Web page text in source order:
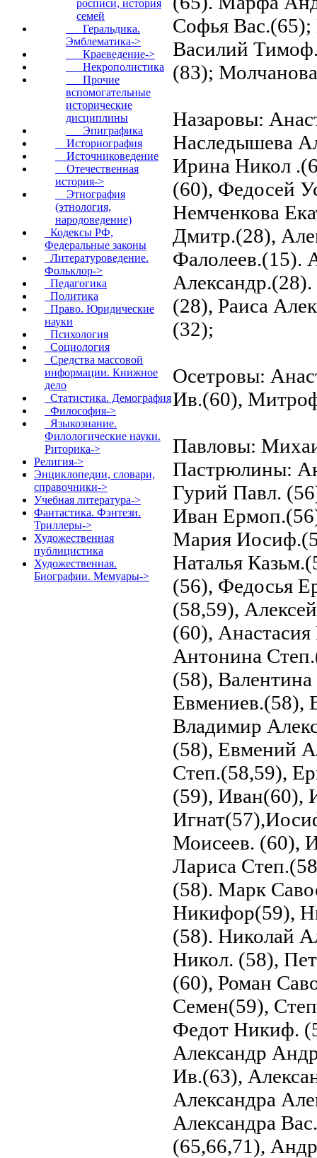
росписи, история
семей
Геральдика.
Эмблематика->
Краеведение->
Некрополистика
Прочие
вспомогательные
исторические
дисциплины
Эпиграфика
Историография
Источниковедение
Отечественная
история->
Этнография
(этнология,
народоведение)
Кодексы РФ,
Федеральные законы
Литературоведение.
Фольклор->
Педагогика
Политика
Право. Юридические
науки
Психология
Социология
Средства массовой
информации. Книжное
дело
Статистика. Демография
Философия->
Языкознание.
Филологические науки.
Риторика->
Религия->
Энциклопедии, словари,
справочники->
Учебная литература->
Фантастика. Фэнтези.
Триллеры->
Художественная
публицистика
Художественная.
Биографии. Мемуары->
Софья
Василий
(83);
Назаровы:
Наследышева
Ирина Никол
(60), Федосей
Немченкова
Дмитр.(28),
Фалолеев.(15).
(28), Раиса
(32);
Осетровы:
Ив.(60),
Павловы: Михаил Ерофеев.(87). Ниталья Ив.(87); Пастрюлины: Антонина Иосиф.(56), Георгий Павл.(56), Гурий Павл. (56), .Дмитрий Павл.(56). Ермол Матв.(55). Иван Ермоп.(56). Иван Иосиф.(56), Иосиф Ив.(56). Мария Иосиф.(56), Марфа Ермоп.(56), Матвей(55), Наталья Казьм.(56), Наталья Меркул. (56), Павел Иосиф.(56), Федосья Ермол.(56); Пастушковы: Александр Степ.(58,59), Алексей Ив.(58), Алексей Степ.(59). Анастасия (60), Анастасия Моисеев. (60), Анисим Сем .(59), Антонина Степ.(58), Борис Никиф.(58), Борис Никоп.(58), Валентина Степ.(58,59). Варлам(бО), Василий Евмениев.(58), Василий Никон.(58), Виктор Степ.(58,59), Владимир Алексеев.(58), Герасим (59), Дамиан Алексеев.(58), Евмений Алексеев.(58), Елена Алексеев. (58), Елена Степ.(58,59), Ермил Никиф.(58), Захар(60), Захар Сем.(59), Иван(60), Иван Ларион. (58), Иван Савост.(58). Игнат(57),Иосиф Алексеев.(58).Ирина(60),Ирина Моисеев. (60), Ирина Никол. (60), Ларион Игнат.(58), Лариса Степ.(58), Максим Герасим.(59), Мария Алексеев.(58). Марк Савост.(58), Моисей Никиф. (60), Никифор(59), Никифор Никол. (58), Никифор Савост.(58). Николай Алексеев.(56), Николай Степ.(58), Никон Никол. (58), Петр(60), Петр Степ.(58.59), Петр Филипп. (60), Роман Савост.(58), Савостьян Алексеев.(58), Семен(59), Степан Алексеев. (56). Федор Никиф.(58), Федот Никиф. (58).Харитина Аким.(58); Персияновы: Александр Андр. (66.67). Александр Вас.(61).Александр Ив.(63), Александр Кузьм.(70), Александр Мих.(70). Александра Александр. (63). Александра Андр.(71), Александра Вас.(61), Александра Мих.(70), Алексей Ив.(65,66,71), Андрей Андр.(66.67), Андрей Ив.(65,66), Андрей Степ.(64). Андрей Фед.(63), Андроник Ив.(71), Анна Андр. (63), Анна Ив.(65), Анна Мих.(70),Анна Никол .(66) .Анна Фед. (63), Антонина Андр.(65.68). Антонина Фед.(64). Борис(71). Ванифатий Ив.(71),Варвара(66), Варвара Вас.(68). Варвара Ив.(65,71). Василий Алексеев.(68). Василий Вас.(61,62), Василий Ив.(69), Вера Александр. (61),Вера Алексеев.(68). Вера Андр. (65). Виктор Вас.(69), Владимир(71), Владимир Андр. (66,67), Владимир Львов.(71),Владимир Никол. (66). Всеволод Андр.(65). Гаврила(69), Георгий (71), Георгий Афиноген.(71), Георгий Вас.(61), Дмитрий Андр. (65,68), Дмитрий Павл.(72), Евгений Макс.(72), Евдокия Дмитр.(62), Евдокия Ив.(69), Екатерина(64), Екатерина Ив.(70), Екатерина Мирон. (63), Екатерина Фед.(63), Елена Вас.(61,62), Елизавета Мих. (63), Елизавета Фед.(63,64), Ефросинья Ив.(65), Зинаида Дмитр.(72), Иван (69). Иван Андр. (65), Иван Вас.(61.62), Иван Григ. (70). Иван Ив.(65,72),Иван Фед. (63), Клим (68) .Леонид Фед.(63.64),Любовь (64). Любовь Вас.(61,6б). Любовь Ив.(63), Мария Александр. (70). Мария Вас.(61), Мария Мих.(70). Мария Никол.(67). Марфа Андр.(65), Марфа Вас.(61,62). Матрена Андр.(70), Мелентина Фед.(63.64). Михаил Ив.(70), Надежда Фед.(70). Николай (72), Николай Андр.(66, 67), Николай Афиноген.(72), Николай Вас.(61.62), Николай Дмитр.(72), Николай Мих. (70), Павел Андр. (65). Павел Вас.(61,62), Павел Григ.(70). Павла Вас.(61), Павла Ив. (65), Парфен Ив.(70), Петр(69,72), Петр Андр. (65), Петр Дмитр. (72), Петр Ив. (65, 66), Прасковья Мих. (70), Ростислав Андр.